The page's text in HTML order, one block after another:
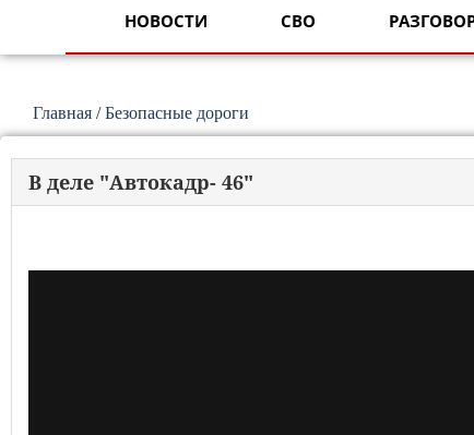
НОВОСТИ СВО
Главная /Безопасные дороги
В деле "Автокадр- 46"